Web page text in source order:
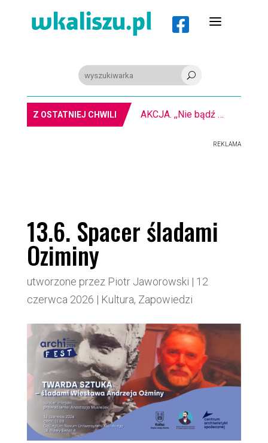
 a
U
Z OSTATNIEJ CHWILI AKCJA. ,,Nie bądź obojętny” na kaliskim rynku
REKLAMA
13.6. Spacer śladami
Oziminy
utworzone przez Piotr Jaworowski | 12
czerwca 2026 | Kultura, Zapowiedzi